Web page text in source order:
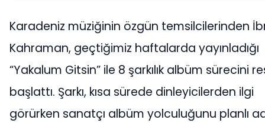
Karadeniz müziğinin özgün temsilcilerinden
Kahraman, geçtiğimiz haftalarda yayınladığı
“Yakalum Gitsin” ile 8 şarkılık albüm sürecini
başlattı. Şarkı, kısa sürede dinleyicilerden ilgi
görürken sanatçı albüm yolculuğunu planlı